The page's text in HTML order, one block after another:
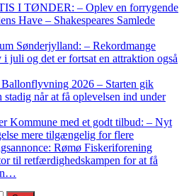
I TØNDER: – Oplev en forrygende
Have – Shakespeares Samlede
Sønderjylland: – Rekordmange
juli og det er fortsat en attraktion også
2026 – Starten gik
stadig når at få oplevelsen ind under
Kommune med et godt tilbud: – Nyt
mere tilgængelig for flere
Rømø Fiskeriforening
til retfærdighedskampen for at få